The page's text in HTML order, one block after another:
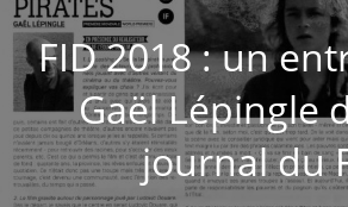
FID 2018 : un
Gaël Lépingle
journal du